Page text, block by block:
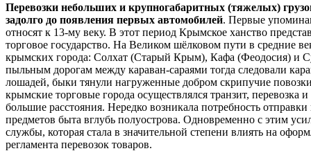
Перевозки небольших и крупногабаритных (тяжелых)
задолго до появления первых автомобилей. Первые
относят к 13-му веку. В этот период Крымское ханство
торговое государство. На Великом шёлковом пути в средние
крымских города: Солхат (Старый Крым), Кафа (Феодосия) и
пыльным дорогам между караван-сараями тогда следовали
лошадей, быки тянули нагруженные добром скрипучие
крымские торговые города осуществлялся транзит, перевозка и
большие расстояния. Нередко возникала потребность
предметов быта вглубь полуострова. Одновременно с этим
службы, которая стала в значительной степени влиять на
регламента перевозок товаров.